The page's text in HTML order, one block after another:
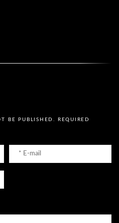
BE PUBLISHED. REQUIRED
Email
*